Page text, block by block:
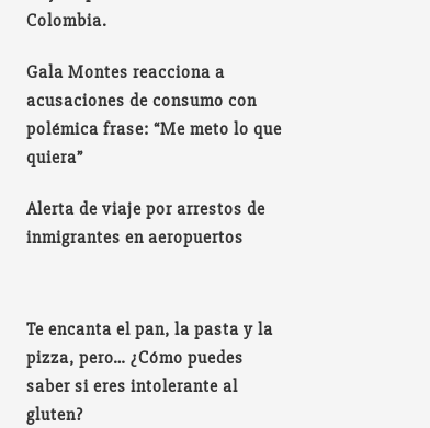
Colombia.
Gala Montes reacciona a
acusaciones de consumo con
polémica frase: “Me meto lo que
quiera”
Alerta de viaje por arrestos de
inmigrantes en aeropuertos
Te encanta el pan, la pasta y la
pizza, pero… ¿Cómo puedes
saber si eres intolerante al
gluten?